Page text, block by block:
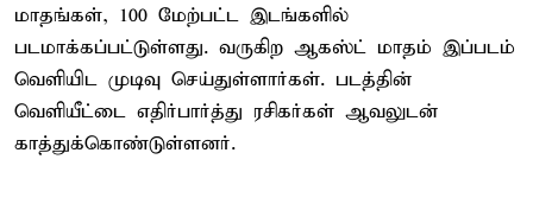
மாதங்கள், 100 மேற்பட்ட இடங்களில்
படமாக்கப்பட்டுள்ளது. வருகிற ஆகஸ்ட் மாதம் இப்படம்
வெளியிட முடிவு செய்துள்ளார்கள். படத்தின்
வெளியீட்டை எதிர்பார்த்து ரசிகர்கள் ஆவலுடன்
காத்துக்கொண்டுள்ளனர்.